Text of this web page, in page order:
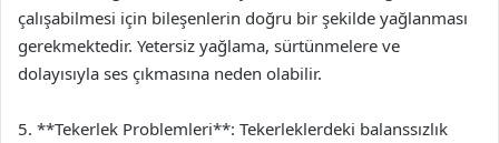
çalışabilmesi için bileşenlerin doğru bir şekilde yağlanması
gerekmektedir. Yetersiz yağlama, sürtünmelere ve
dolayısıyla ses çıkmasına neden olabilir.
5. **Tekerlek Problemleri**: Tekerleklerdeki balanssızlık